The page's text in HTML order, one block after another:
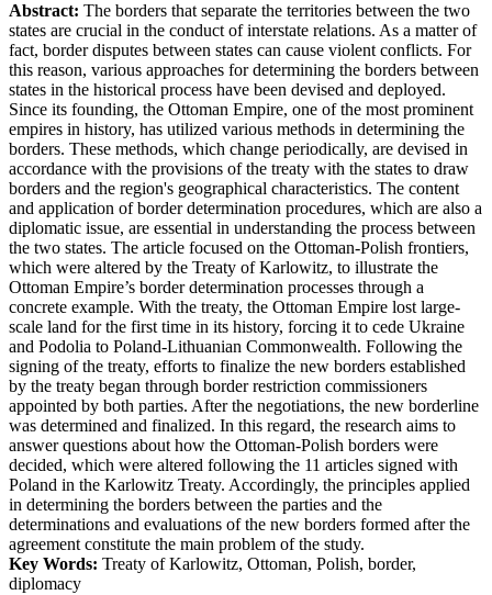
Abstract: The borders that separate the territories between the two
states are crucial in the conduct of interstate relations. As a matter of
fact, border disputes between states can cause violent conflicts. For
this reason, various approaches for determining the borders between
states in the historical process have been devised and deployed.
Since its founding, the Ottoman Empire, one of the most prominent
empires in history, has utilized various methods in determining the
borders. These methods, which change periodically, are devised in
accordance with the provisions of the treaty with the states to draw
borders and the region's geographical characteristics. The content
and application of border determination procedures, which are also a
diplomatic issue, are essential in understanding the process between
the two states. The article focused on the Ottoman-Polish frontiers,
which were altered by the Treaty of Karlowitz, to illustrate the
Ottoman Empire’s border determination processes through a
concrete example. With the treaty, the Ottoman Empire lost large-
scale land for the first time in its history, forcing it to cede Ukraine
and Podolia to Poland-Lithuanian Commonwealth. Following the
signing of the treaty, efforts to finalize the new borders established
by the treaty began through border restriction commissioners
appointed by both parties. After the negotiations, the new borderline
was determined and finalized. In this regard, the research aims to
answer questions about how the Ottoman-Polish borders were
decided, which were altered following the 11 articles signed with
Poland in the Karlowitz Treaty. Accordingly, the principles applied
in determining the borders between the parties and the
determinations and evaluations of the new borders formed after the
agreement constitute the main problem of the study.
Key Words: Treaty of Karlowitz, Ottoman, Polish, border,
diplomacy